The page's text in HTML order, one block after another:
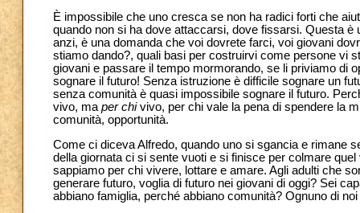
È impossibile che uno cresca se non ha radici forti che
quando non si ha dove attaccarsi, dove fissarsi. Questa
anzi, è una domanda che voi dovrete farci, voi giovani
stiamo dando?, quali basi per costruirvi come persone vi
giovani e passare il tempo mormorando, se li priviamo di
sognare il futuro! Senza istruzione è difficile sognare un
senza comunità è quasi impossibile sognare il futuro.
vivo, maper chivivo, per chi vale la pena di spendere la
comunità, opportunità.
Come ci diceva Alfredo, quando uno si sgancia e rimane
della giornata ci si sente vuoti e si finisce per colmare
sappiamo per chi vivere, lottare e amare. Agli adulti che
generare futuro, voglia di futuro nei giovani di oggi? Sei
abbiano famiglia, perché abbiano comunità? Ognuno di